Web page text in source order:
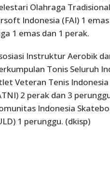
Olahraga
Indonesia (FAI) 1
1 emas dan 1 perak.
Instruktur Aerobik
Tonis Seluruh
Veteran Tenis
2 perak dan 3
Indonesia
1 perunggu. (dkisp)